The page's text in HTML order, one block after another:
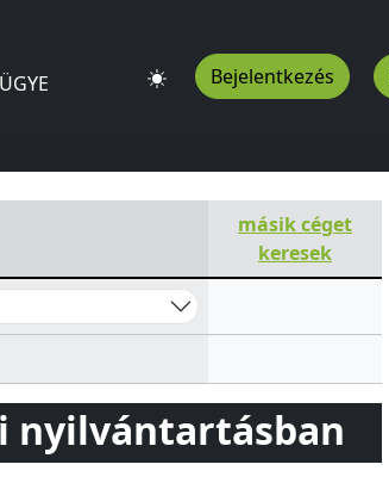
Bejelentkezés
másik céget
keresek
nyilvántartásban